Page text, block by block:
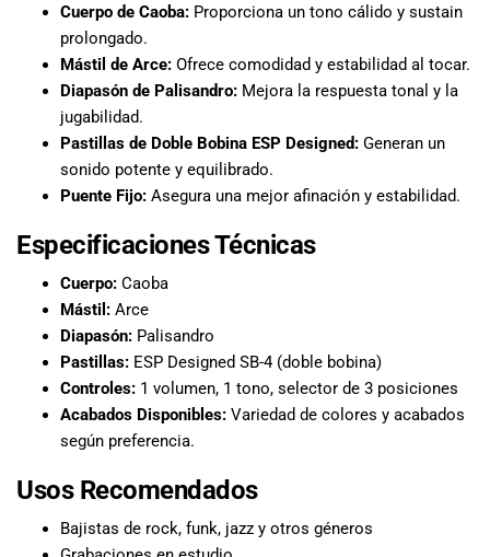
Cuerpo de Caoba: Proporciona un tono cálido y sustain
prolongado.
Mástil de Arce: Ofrece comodidad y estabilidad al tocar.
Diapasón de Palisandro: Mejora la respuesta tonal y la
jugabilidad.
Pastillas de Doble Bobina ESP Designed: Generan un
sonido potente y equilibrado.
Puente Fijo: Asegura una mejor afinación y estabilidad.
Especificaciones Técnicas
Cuerpo: Caoba
Mástil: Arce
Diapasón: Palisandro
Pastillas: ESP Designed SB-4 (doble bobina)
Controles: 1 volumen, 1 tono, selector de 3 posiciones
Acabados Disponibles: Variedad de colores y acabados
según preferencia.
Usos Recomendados
Bajistas de rock, funk, jazz y otros géneros